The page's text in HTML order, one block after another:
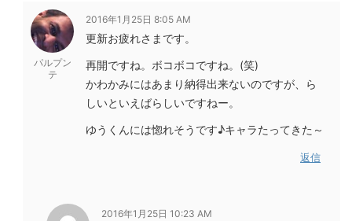
パルプン
テ
2016年1月25日 8:05 AM
更新お疲れさまです。
再開ですね。ボコボコですね。(笑)
かわかみにはあまり納得出来ないのですが、ら
しいといえばらしいですねー。
ゆうくんには惚れそうです♪キャラたってきた～
返信
2016年1月25日 10:23 AM